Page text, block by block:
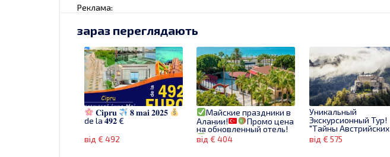
Реклама:
зараз переглядають
𝐂𝐢𝐩𝐫𝐮
𝟖 𝐦𝐚𝐢 𝟐𝟎𝟐𝟓
de la 𝟒𝟗𝟐 €
від € 492
Майские праздники в
Алании!
Промо цена
на обновленный отель!
От 404€ за ультра все
включено!
від € 404
Уникальный
Экскурсионный Тур!
"Тайны Австрийских
Альп"
від € 575